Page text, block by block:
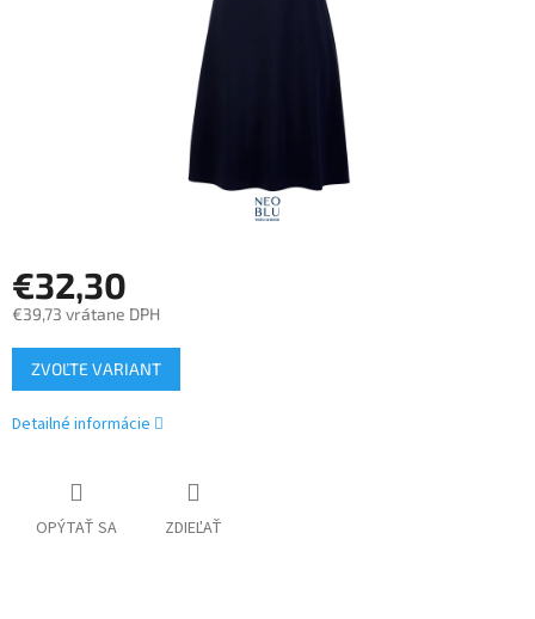
€32,30
€39,73 vrátane DPH
Jednotková
cena:
ZVOĽTE VARIANT
Detailné informácie
OPÝTAŤ SA ZDIEĽAŤ